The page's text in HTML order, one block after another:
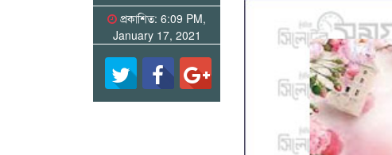
প্রকাশিত: 6:09 PM,
January 17, 2021